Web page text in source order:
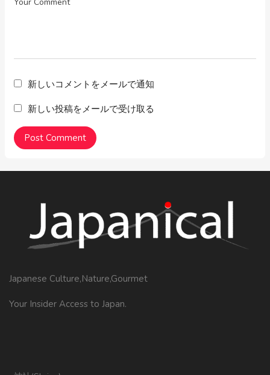
新しいコメントをメールで通知
新しい投稿をメールで受け取る
Japanese Culture,Nature,Gourmet
Your Insider Access to Japan.